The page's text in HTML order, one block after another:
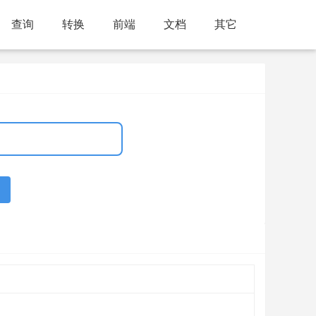
查询 转换 前端 文档 其它